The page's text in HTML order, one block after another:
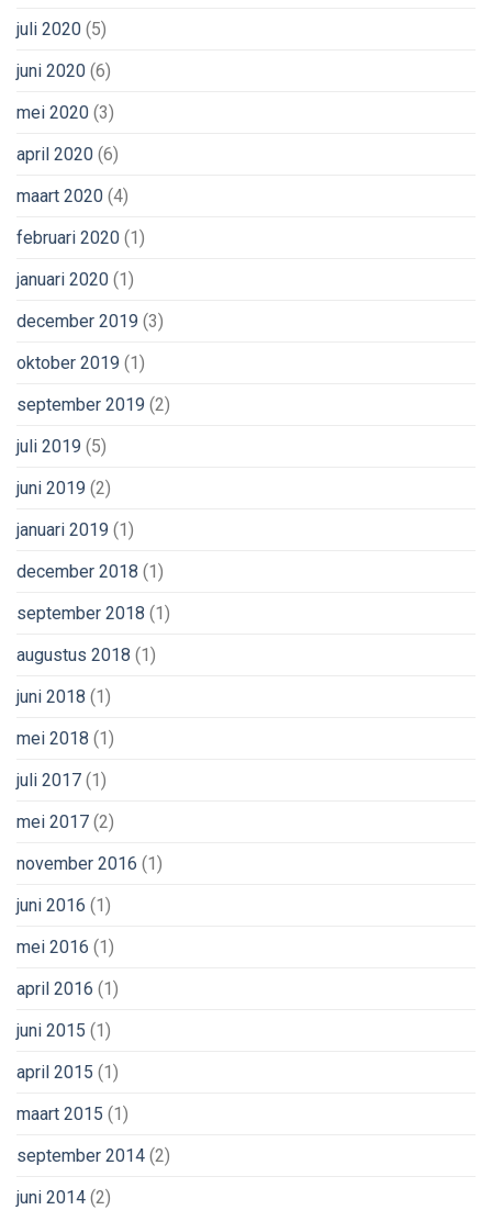
juli 2020 (5)
juni 2020 (6)
mei 2020 (3)
april 2020 (6)
maart 2020 (4)
februari 2020 (1)
januari 2020 (1)
december 2019 (3)
oktober 2019 (1)
september 2019 (2)
juli 2019 (5)
juni 2019 (2)
januari 2019 (1)
december 2018 (1)
september 2018 (1)
augustus 2018 (1)
juni 2018 (1)
mei 2018 (1)
juli 2017 (1)
mei 2017 (2)
november 2016 (1)
juni 2016 (1)
mei 2016 (1)
april 2016 (1)
juni 2015 (1)
april 2015 (1)
maart 2015 (1)
september 2014 (2)
juni 2014 (2)